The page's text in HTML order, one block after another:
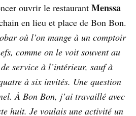
ouvrir le restaurant Menssa
en lieu et place de Bon Bon.
où l’on mange à un comptoir
comme on le voit souvent au
service à l’intérieur, sauf à
à six invités. Une question
À Bon Bon, j’ai travaillé avec
huit. Je voulais une activité un